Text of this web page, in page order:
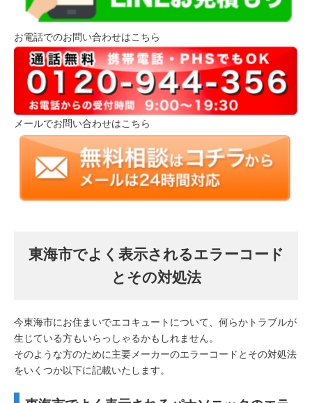
お電話でのお問い合わせはこちら
メールでお問い合わせはこちら
東海市でよく表示されるエラーコード
とその対処法
今東海市にお住まいでエコキュートについて、何らかトラブルが
生じている方もいらっしゃるかもしれません。
そのような方のために主要メーカーのエラーコードとその対処法
をいくつか以下に記載いたします。